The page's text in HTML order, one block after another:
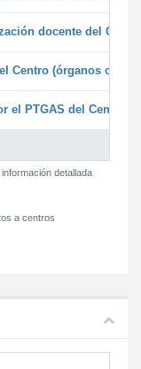
docente del
Centro (órganos
el PTGAS del Centro
detallada
a centros